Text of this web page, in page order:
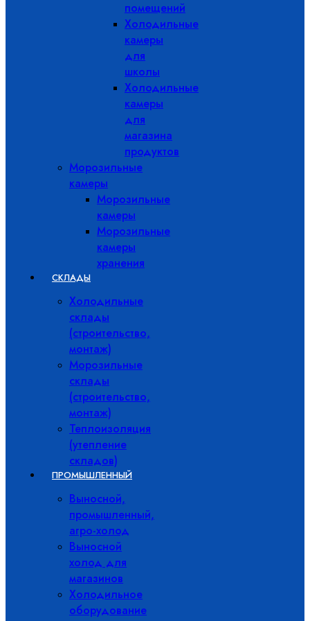
помещений
Холодильные
камеры
для
школы
Холодильные
камеры
для
магазина
продуктов
Морозильные
камеры
Морозильные
камеры
Морозильные
камеры
хранения
СКЛАДЫ
Холодильные
склады
(строительство,
монтаж)
Морозильные
склады
(строительство,
монтаж)
Теплоизоляция
(утепление
складов)
ПРОМЫШЛЕННЫЙ
Выносной,
промышленный,
агро-холод
Выносной
холод для
магазинов
Холодильное
оборудование